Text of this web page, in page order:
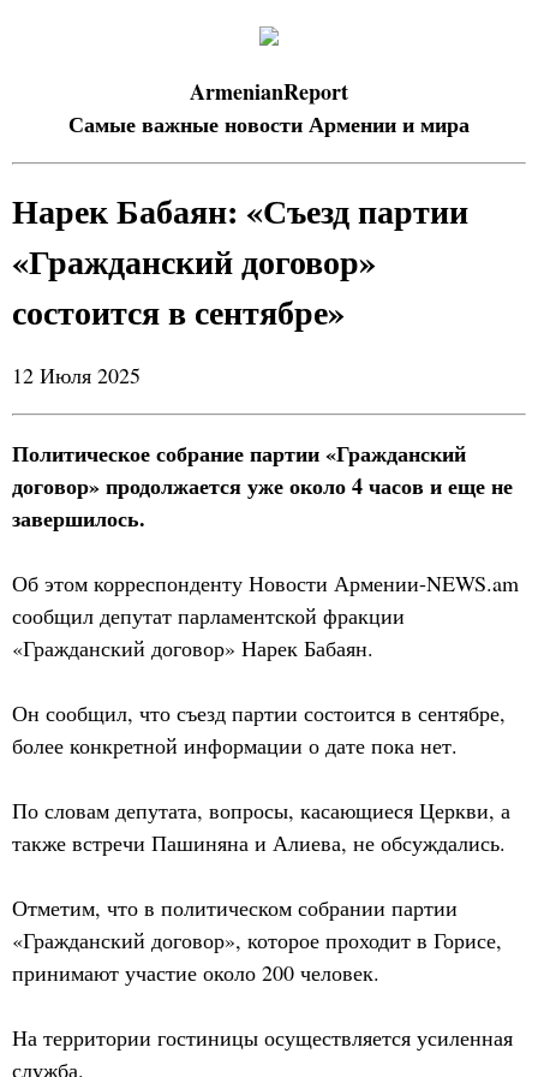
ArmenianReport
Самые важные новости Армении и мира
Нарек Бабаян: «Съезд партии
«Гражданский договор»
состоится в сентябре»
12 Июля 2025
Политическое собрание партии «Гражданский
договор» продолжается уже около 4 часов и еще не
завершилось.
Об этом корреспонденту Новости Армении-NEWS.am
сообщил депутат парламентской фракции
«Гражданский договор» Нарек Бабаян.
Он сообщил, что съезд партии состоится в сентябре,
более конкретной информации о дате пока нет.
По словам депутата, вопросы, касающиеся Церкви, а
также встречи Пашиняна и Алиева, не обсуждались.
Отметим, что в политическом собрании партии
«Гражданский договор», которое проходит в Горисе,
принимают участие около 200 человек.
На территории гостиницы осуществляется усиленная
служба.